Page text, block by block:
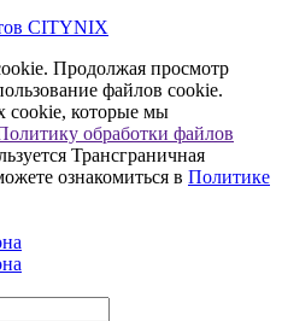
CITYNIX
Продолжая просмотр
файлов cookie.
cookie, которые мы
обработки файлов
Трансграничная
ознакомиться в Политике